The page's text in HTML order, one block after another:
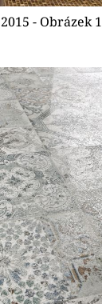
- Obrázek 1